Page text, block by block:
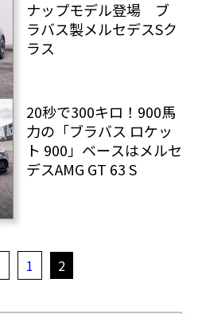
ナップモデル登場 ブ
ラバス製メルセデスSク
ラス
20秒で300キロ！900馬
力の「ブラバス ロケッ
ト 900」ベースはメルセ
デスAMG GT 63 S
1 2